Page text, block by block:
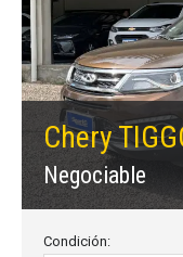
Chery
Negociable
Condición: